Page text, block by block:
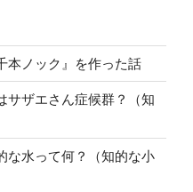
本ノック』を作った話
サザエさん症候群？（知
な水って何？（知的な小